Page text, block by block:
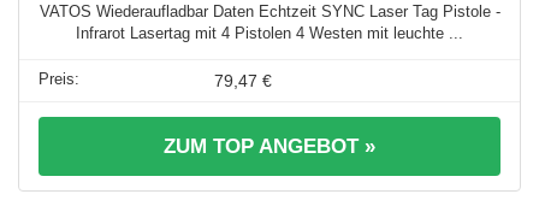
VATOS Wiederaufladbar Daten Echtzeit SYNC Laser Tag Pistole -
Infrarot Lasertag mit 4 Pistolen 4 Westen mit leuchte ...
79,47 €
ZUM TOP ANGEBOT »